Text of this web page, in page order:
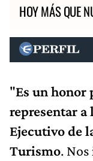
HOY MÁS QUE
"Es un honor
representar a
Ejecutivo de
Turismo.